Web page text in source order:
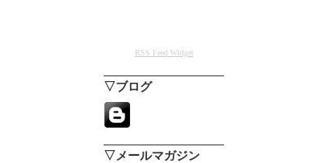
RSS Feed Widget
▽ブログ
▽メールマガジン